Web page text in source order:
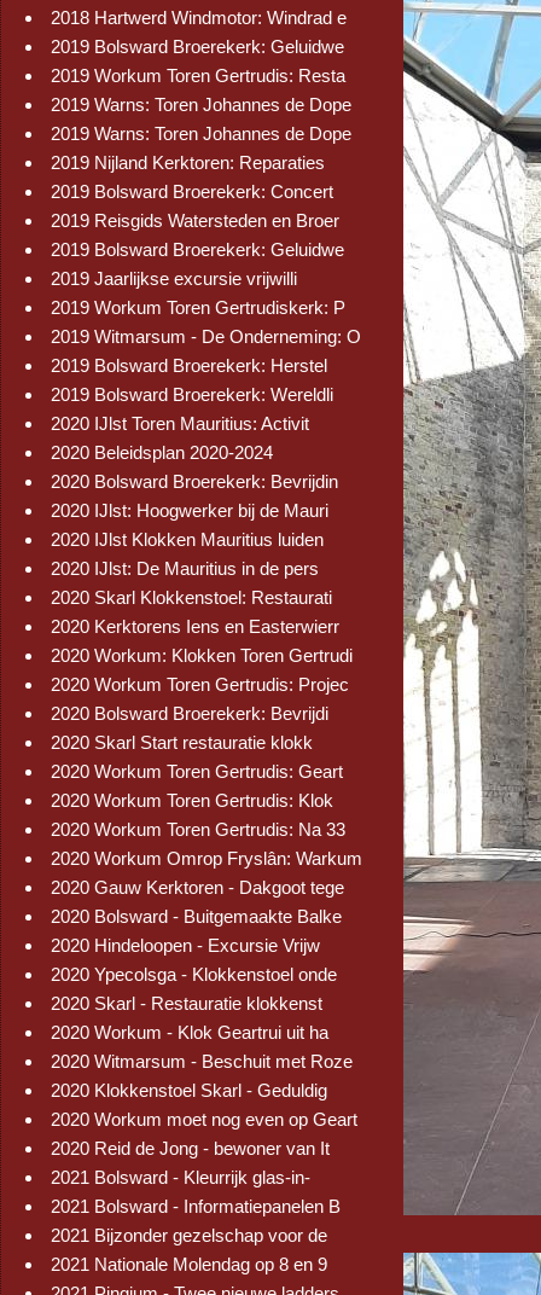
2018 Hartwerd Windmotor: Windrad e
2019 Bolsward Broerekerk: Geluidwe
2019 Workum Toren Gertrudis: Resta
2019 Warns: Toren Johannes de Dope
2019 Warns: Toren Johannes de Dope
2019 Nijland Kerktoren: Reparaties
2019 Bolsward Broerekerk: Concert
2019 Reisgids Watersteden en Broer
2019 Bolsward Broerekerk: Geluidwe
2019 Jaarlijkse excursie vrijwilli
2019 Workum Toren Gertrudiskerk: P
2019 Witmarsum - De Onderneming: O
2019 Bolsward Broerekerk: Herstel
2019 Bolsward Broerekerk: Wereldli
2020 IJlst Toren Mauritius: Activit
2020 Beleidsplan 2020-2024
2020 Bolsward Broerekerk: Bevrijdin
2020 IJlst: Hoogwerker bij de Mauri
2020 IJlst Klokken Mauritius luiden
2020 IJlst: De Mauritius in de pers
2020 Skarl Klokkenstoel: Restaurati
2020 Kerktorens Iens en Easterwierr
2020 Workum: Klokken Toren Gertrudi
2020 Workum Toren Gertrudis: Projec
2020 Bolsward Broerekerk: Bevrijdi
2020 Skarl Start restauratie klokk
2020 Workum Toren Gertrudis: Geart
2020 Workum Toren Gertrudis: Klok
2020 Workum Toren Gertrudis: Na 33
2020 Workum Omrop Fryslân: Warkum
2020 Gauw Kerktoren - Dakgoot tege
2020 Bolsward - Buitgemaakte Balke
2020 Hindeloopen - Excursie Vrijw
2020 Ypecolsga - Klokkenstoel onde
2020 Skarl - Restauratie klokkenst
2020 Workum - Klok Geartrui uit ha
2020 Witmarsum - Beschuit met Roze
2020 Klokkenstoel Skarl - Geduldig
2020 Workum moet nog even op Geart
2020 Reid de Jong - bewoner van It
2021 Bolsward - Kleurrijk glas-in-
2021 Bolsward - Informatiepanelen B
2021 Bijzonder gezelschap voor de
2021 Nationale Molendag op 8 en 9